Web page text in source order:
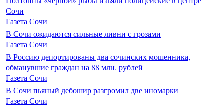
Сочи
Газета Сочи
В Сочи ожидаются сильные ливни с грозами
Газета Сочи
В Россию депортированы два сочинских мошенника,
обманувшие граждан на 88 млн. рублей
Газета Сочи
В Сочи пьяный дебошир разгромил две иномарки
Газета Сочи